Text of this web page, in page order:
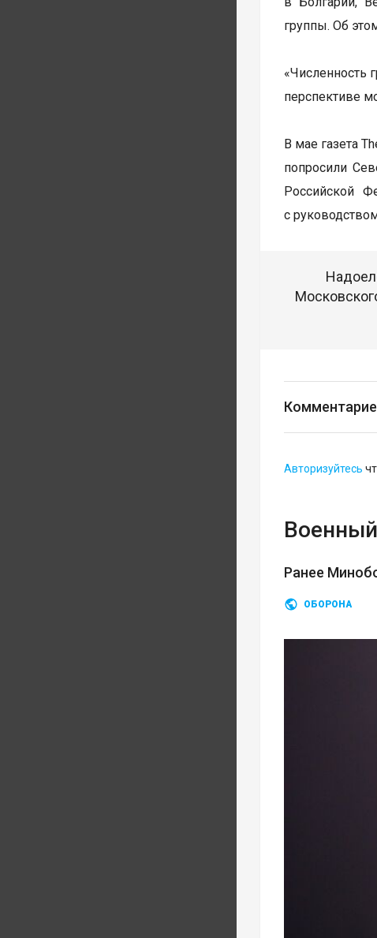
группы. Об
«Численность
перспективе
В мае газета
попросили
Российской
с
Авторизуйтесь
Ранее
ОБОРОНА